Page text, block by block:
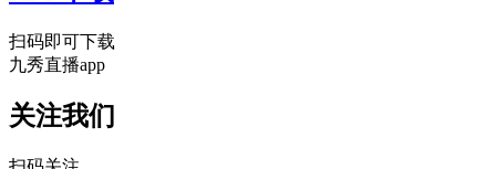
扫码即可下载
九秀直播app
关注我们